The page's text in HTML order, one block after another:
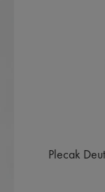
Plecak